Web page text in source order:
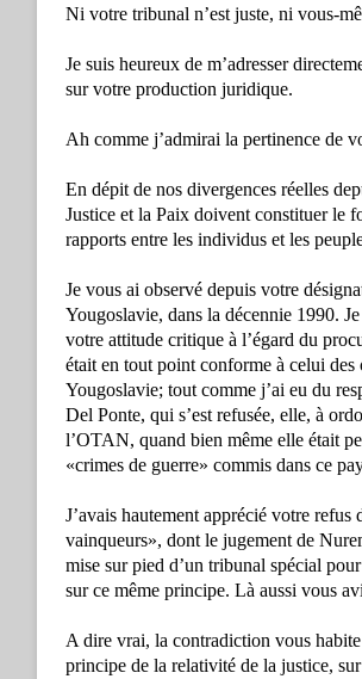
Ni votre tribunal n’est juste, ni vous-
Je suis heureux de m’adresser
sur votre production juridique.
Ah comme j’admirai la pertinence de
En dépit de nos divergences réelles
Justice et la Paix doivent constituer le
rapports entre les individus et les
Je vous ai observé depuis votre
Yougoslavie, dans la décennie 1990.
votre attitude critique à l’égard du
était en tout point conforme à celui des
Yougoslavie; tout comme j’ai eu du
Del Ponte, qui s’est refusée, elle, à
l’OTAN, quand bien même elle était
«crimes de guerre» commis dans ce
J’avais hautement apprécié votre
vainqueurs», dont le jugement de
mise sur pied d’un tribunal spécial
sur ce même principe. Là aussi vous
A dire vrai, la contradiction vous
principe de la relativité de la justice,